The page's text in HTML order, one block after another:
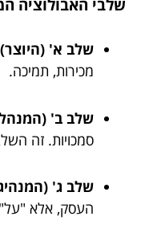
שלבי האבולוציה
שלב א'
מכירות, תמיכה.
שלב ב'
סמכויות. זה
שלב ג'
העסק, אלא